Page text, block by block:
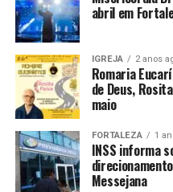
abril em
IGREJA 2 anos
Romaria
de Deus,
maio
FORTALEZA 1
INSS informa
Messejana